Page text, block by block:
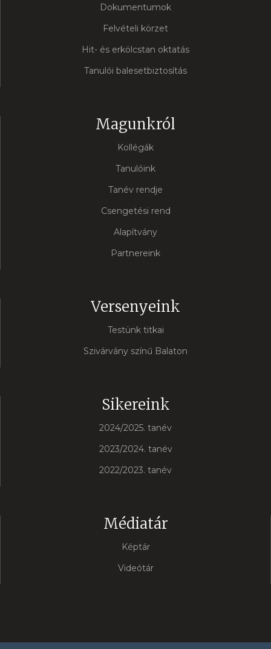
Dokumentumok
Felvételi körzet
Hit- és erkölcstan oktatás
Tanulói balesetbiztosítás
Magunkról
Kollégák
Tanulóink
Tanév rendje
Csengetési rend
Alapítvány
Partnereink
Versenyeink
Testünk titkai
Szivárvány színű Balaton
Sikereink
2024/2025. tanév
2023/2024. tanév
2022/2023. tanév
Médiatár
Képtár
Videótár